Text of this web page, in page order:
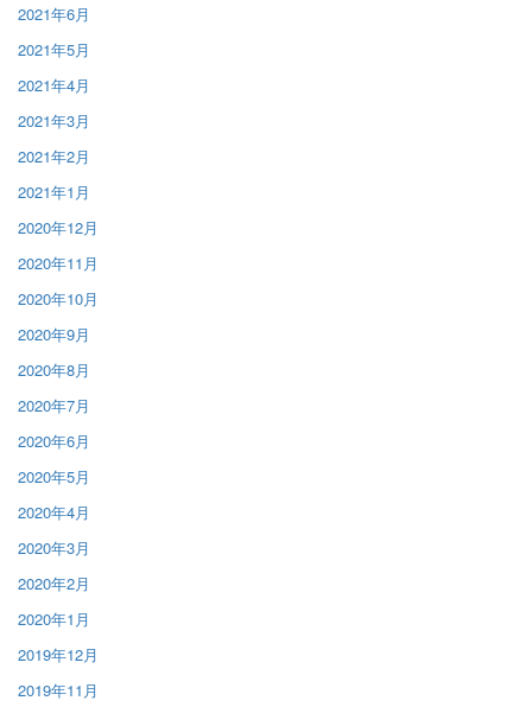
2021年6月
2021年5月
2021年4月
2021年3月
2021年2月
2021年1月
2020年12月
2020年11月
2020年10月
2020年9月
2020年8月
2020年7月
2020年6月
2020年5月
2020年4月
2020年3月
2020年2月
2020年1月
2019年12月
2019年11月